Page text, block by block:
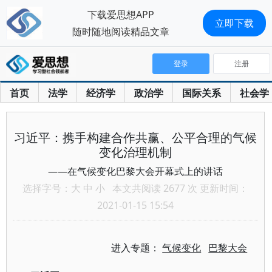
首页 法学 经济学 政治学 国际关系 社会学
登录 注册
习近平：携手构建合作共赢、公平合理的气候
变化治理机制
——在气候变化巴黎大会开幕式上的讲话
选择字号： 大 中 小 本文共阅读 2677 次 更新时间：
2021-01-15 15:54
进入专题：气候变化 巴黎大会
下载爱思想APP
随时随地阅读精品文章
立即下载